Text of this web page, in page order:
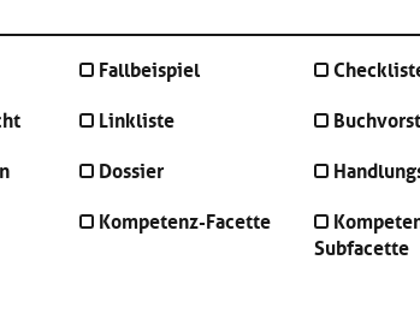
Fallbeispiel
Linkliste
Dossier
Kompetenz-Facette
Subfacette